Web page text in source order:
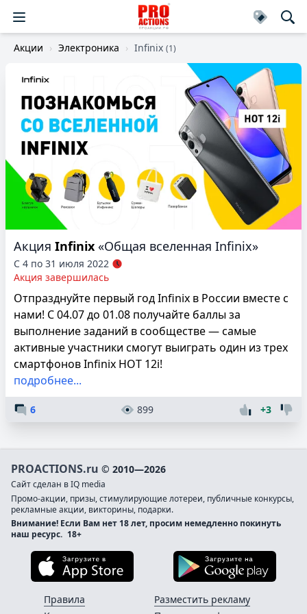
Акции Электроника Infinix (1)
Акция Infinix «Общая вселенная Infinix»
С 4 по 31 июля 2022
Акция завершилась
Отпразднуйте первый год Infinix в России вместе с
нами! С 04.07 до 01.08 получайте баллы за
выполнение заданий в сообществе — самые
активные участники смогут выиграть один из трех
смартфонов Infinix HOT 12i!
подробнее...
6 899 +3
PROACTIONS.ru © 2010—2026
Сайт сделан в IQ media
Промо-акции, призы, стимулирующие лотереи, публичные конкурсы,
рекламные акции, викторины, подарки.
Внимание! Если Вам нет 18 лет, просим немедленно покинуть
наш ресурс. 18+
Загрузите в App Store
Правила
Разместить рекламу